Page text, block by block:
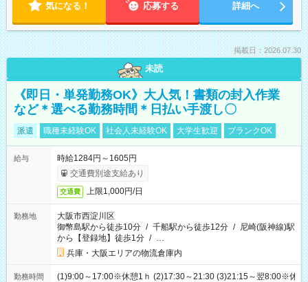
気になる！ 応募する 詳細へ
掲載日：2026.07.30
未読
《即日・単発勤務OK》大人気！書類の封入作業
など＊選べる勤務時間＊日払い手渡し〇
派遣 職種未経験OK 社会人未経験OK 大学生歓迎 ブランクOK
給与
時給1284円～1605円
交通費別途支給あり
交通費 上限1,000円/日
勤務地
大阪市西淀川区
御幣島駅から徒歩10分 / 千船駅から徒歩12分 / 尼崎(阪神線)駅
から【登録地】徒歩1分 / …
兵庫・大阪エリアの物流倉庫内
勤務時間
(1)9:00～17:00※休憩1ｈ (2)17:30～21:30 (3)21:15～翌8:00※休